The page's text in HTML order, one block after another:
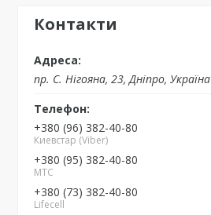
Контакти
пр. С. Нігояна, 23, Дніпро, Україна
+380 (96) 382-40-80
Киевстар (Viber)
+380 (95) 382-40-80
MTC
+380 (73) 382-40-80
Lifecell